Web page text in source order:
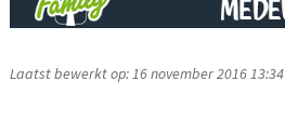
Laatst bewerkt op: 16 november 2016 13:34